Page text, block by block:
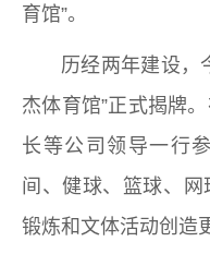
育馆”。
历经两年建设，
杰体育馆”正式揭牌
长等公司领导一行
间、健球、篮球、
锻炼和文体活动创造